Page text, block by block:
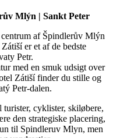
Mlýn | Sankt Peter
af Špindlerův Mlýn
er et af de bedste
Petr.
med en smuk udsigt over
Zátiší finder du stille og
Petr-dalen.
cyklister, skiløbere,
den strategiske placering,
til Spindleruv Mlyn, men